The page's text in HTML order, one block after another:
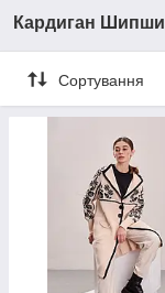
Кардиган
Сортування